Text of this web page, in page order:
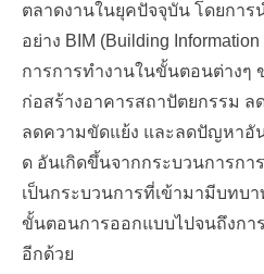
ตลาดงานในยุคปัจจุบัน โดยกา
อย่าง BIM (Building
การการทำงานในขั้นตอนต่างๆ
ก่อสร้างอาคารสถาปัตยกรรม
ลดความขัดแย้ง และลดปัญหาอั
ด อันเกิดขึ้นจากกระบวนการกา
เป็นกระบวนการที่เข้ามามีบทบ
ขั้นตอนการออกแบบไปจนถึงกา
อีกด้วย